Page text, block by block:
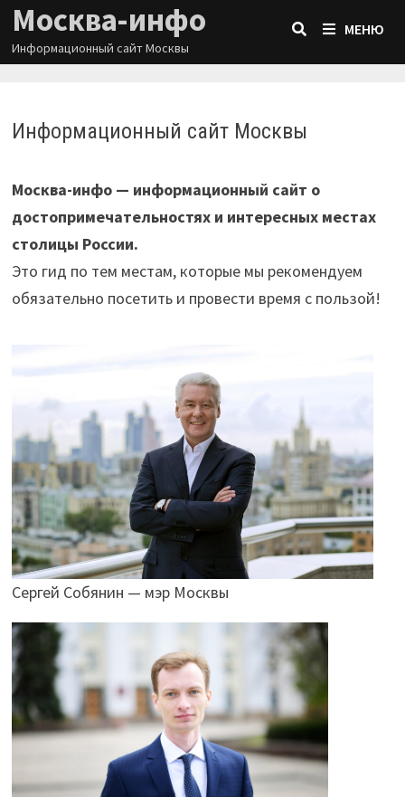
Перейти
содержимому
Москва-инфо
Информационный сайт Москвы
МЕНЮ
Информационный сайт Москвы
Москва-инфо — информационный сайт о
достопримечательностях и интересных местах
столицы России.
Это гид по тем местам, которые мы рекомендуем
обязательно посетить и провести время с пользой!
Сергей Собянин — мэр Москвы